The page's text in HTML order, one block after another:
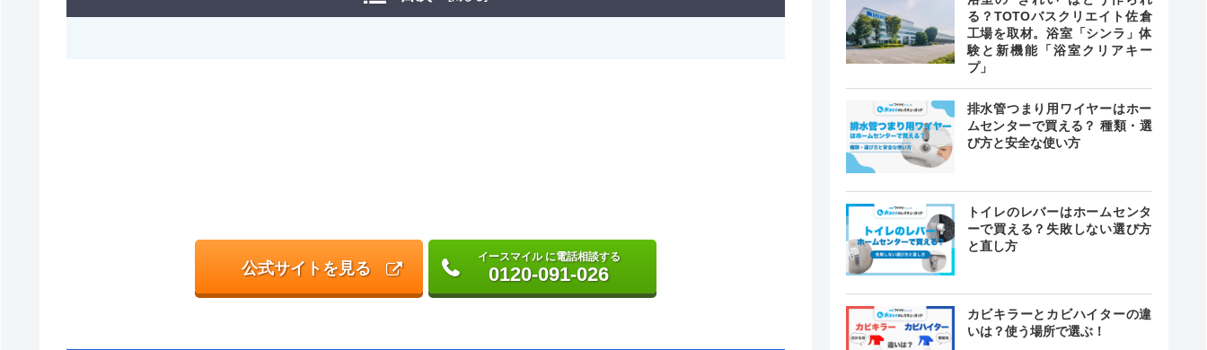
公式サイトを見る
イースマイル に電話相談する
0120-091-026
る？TOTOバスクリエイト佐倉
工場を取材。浴室「シンラ」体
験と新機能「浴室クリアキー
プ」
排水管つまり用ワイヤーはホー
ムセンターで買える？ 種類・選
び方と安全な使い方
トイレのレバーはホームセンタ
ーで買える？失敗しない選び方
と直し方
カビキラーとカビハイターの違
いは？使う場所で選ぶ！